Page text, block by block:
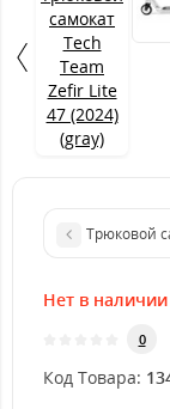
Трюковой
Нет в наличии
0
Код Товара: